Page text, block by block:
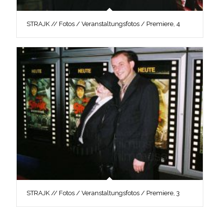
STRAJK // Fotos / Veranstaltungsfotos / Premiere, 4
STRAJK // Fotos / Veranstaltungsfotos / Premiere, 3